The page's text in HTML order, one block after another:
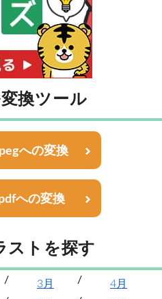
換ツール
への変換
への変換
ストを探す
3月
4月